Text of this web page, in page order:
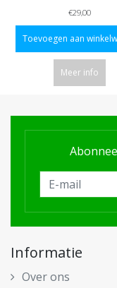
€29,00
Toevoegen aan
Meer info
Informatie
Over ons